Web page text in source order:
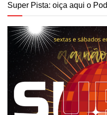
Super Pista: oiça aqui o